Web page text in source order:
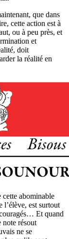
que dans
cette action est à
ou à peu près, et
et
doit
la réalité en
cette abominable
l’élève, est surtout
Et quand
résout
ne se